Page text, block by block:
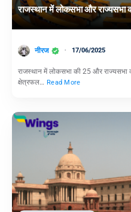
राजस्थान में लोकसभा और राज्यसभा
नीरज 17/06/2025
राजस्थान में लोकसभा की 25 और
क्षेत्रफल… Read More